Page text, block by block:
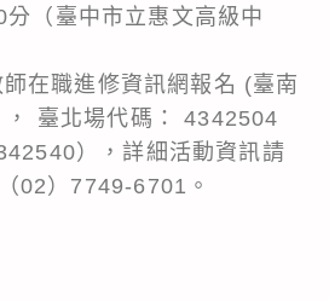
（臺中市立惠文高級中
在職進修資訊網報名 (臺南
臺北場代碼： 4342504
），詳細活動資訊請
02）7749-6701。